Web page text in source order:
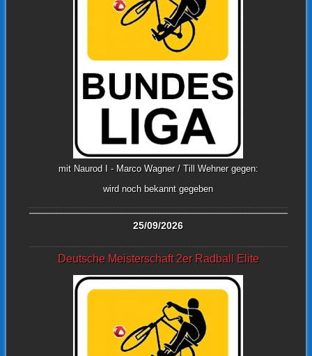
mit Naurod I - Marco Wagner / Till Wehner gegen:
wird noch bekannt gegeben
25/09/2026
Deutsche Meisterschaft 2er Radball Elite